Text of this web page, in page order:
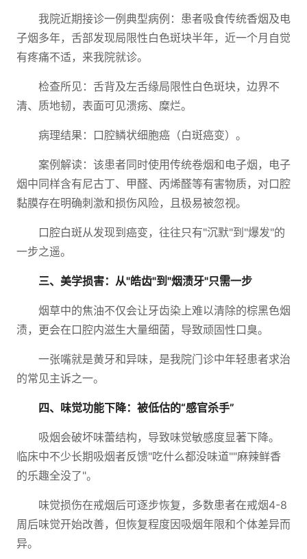
我院近期接诊一例典型病例：患者吸食传统香烟及电
子烟多年，舌部发现局限性白色斑块半年，近一个月自觉
有疼痛不适，来我院就诊。
检查所见：舌背及左舌缘局限性白色斑块，边界不
清、质地韧，表面可见溃疡、糜烂。
病理结果：口腔鳞状细胞癌（白斑癌变）。
案例解读：该患者同时使用传统卷烟和电子烟，电子
烟中同样含有尼古丁、甲醛、丙烯醛等有害物质，对口腔
黏膜存在明确刺激和损伤风险，且极易被忽视。
口腔白斑从发现到癌变，往往只有"沉默"到"爆发"的
一步之遥。
三、美学损害：从"皓齿"到"烟渍牙"只需一步
烟草中的焦油不仅会让牙齿染上难以清除的棕黑色烟
渍，更会在口腔内滋生大量细菌，导致顽固性口臭。
一张嘴就是黄牙和异味，是我院门诊中年轻患者求治
的常见主诉之一。
四、味觉功能下降：被低估的“感官杀手”
吸烟会破坏味蕾结构，导致味觉敏感度显著下降。
临床中不少长期吸烟者反馈"吃什么都没味道""麻辣鲜香
的乐趣全没了"。
味觉损伤在戒烟后可逐步恢复，多数患者在戒烟4-8
周后味觉开始改善，但恢复程度因吸烟年限和个体差异而
异。